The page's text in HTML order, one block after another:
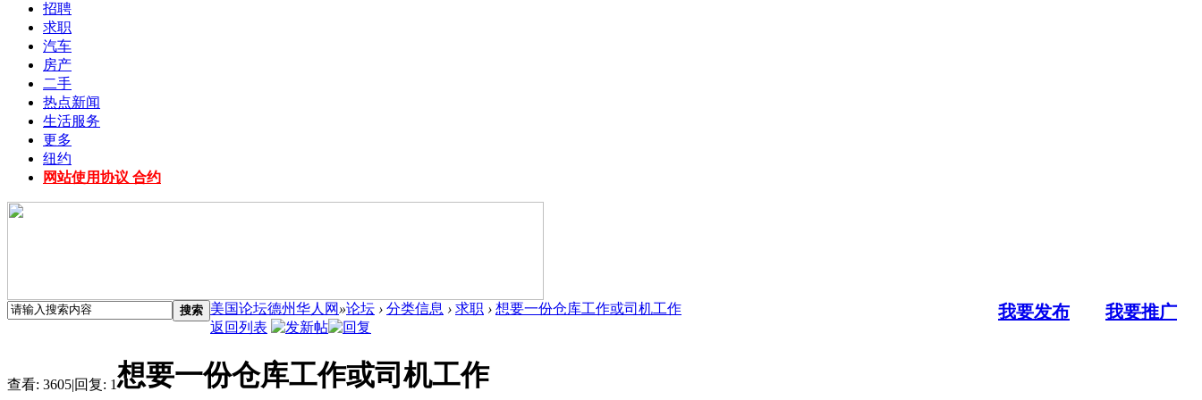
招聘
求职
汽车
房产
二手
热点新闻
生活服务
更多
纽约
网站使用协议 合约
搜索 我要发布 我要推广
美国论坛德州华人网 »论坛 › 分类信息 › 求职 › 想要一份仓库工作或司机工作
返回列表
查看: 3605|回复: 1想要一份仓库工作或司机工作